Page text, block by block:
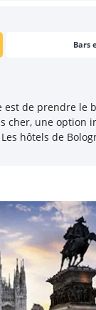
Bars
de prendre le
une option
hôtels de